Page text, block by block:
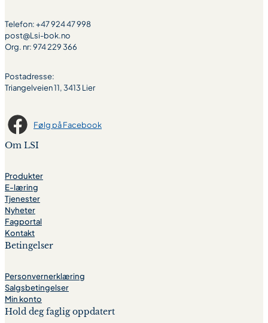
Telefon: +47 924 47 998
post@Lsi-bok.no
Org. nr: 974 229 366
Postadresse:
Triangelveien 11, 3413 Lier
Følg på Facebook
Om LSI
Produkter
E-læring
Tjenester
Nyheter
Fagportal
Kontakt
Betingelser
Personvernerklæring
Salgsbetingelser
Min konto
Hold deg faglig oppdatert